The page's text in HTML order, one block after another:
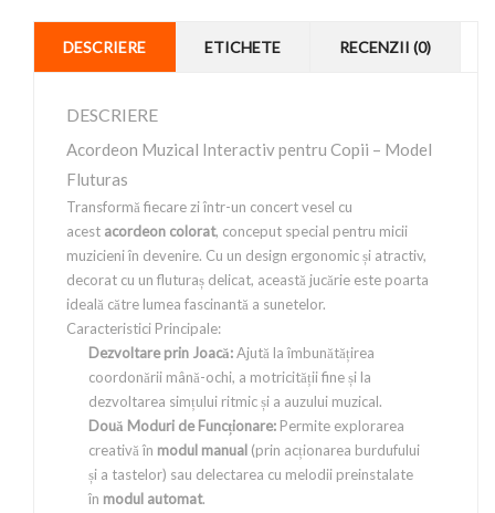
DESCRIERE ETICHETE RECENZII (0)
DESCRIERE
Acordeon Muzical Interactiv pentru Copii – Model
Fluturas
Transformă fiecare zi într-un concert vesel cu
acest acordeon colorat, conceput special pentru micii
muzicieni în devenire. Cu un design ergonomic și atractiv,
decorat cu un fluturaș delicat, această jucărie este poarta
ideală către lumea fascinantă a sunetelor.
Caracteristici Principale:
Dezvoltare prin Joacă:Ajută la îmbunătățirea
coordonării mână-ochi, a motricității fine și la
dezvoltarea simțului ritmic și a auzului muzical.
Două Moduri de Funcționare: Permite explorarea
creativă în modul manual (prin acționarea burdufului
și a tastelor) sau delectarea cu melodii preinstalate
în modul automat.